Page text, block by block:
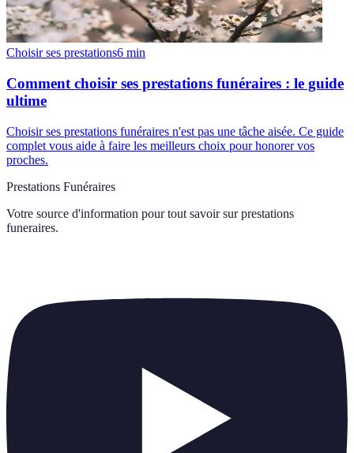
Choisir ses prestations6 min
Comment choisir ses prestations funéraires : le guide
ultime
Choisir ses prestations funéraires n'est pas une tâche aisée. Ce guide
complet vous aide à faire les meilleurs choix pour honorer vos
proches.
Prestations Funéraires
Votre source d'information pour tout savoir sur prestations
funeraires.